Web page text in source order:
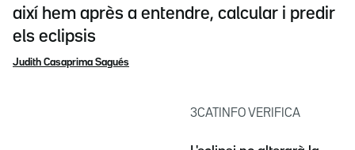
així hem après a entendre, calcular i predir
els eclipsis
Judith Casaprima Sagués
3CATINFO VERIFICA